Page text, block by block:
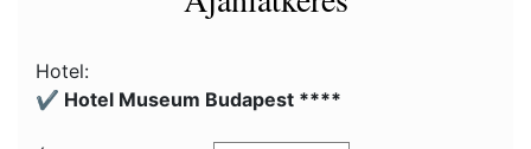
Hotel:
✔️ Hotel Museum Budapest ****